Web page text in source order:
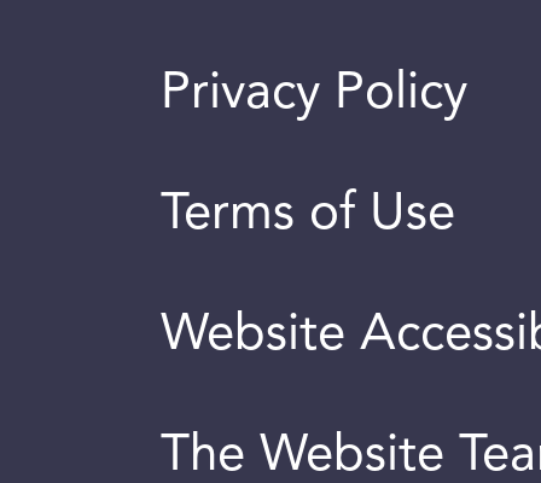
Privacy Policy
Terms of Use
Website
The Website